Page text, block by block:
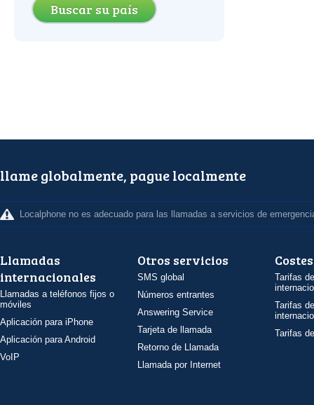
Buscar su país
llame globalmente, pague localmente
Localphone no es adecuado para las llamadas a servicios de
Llamadas
internacionales
Llamadas a teléfonos fijos o
móviles
Aplicación para iPhone
Aplicación para Android
VoIP
Otros servicios
SMS global
Números entrantes
Answering Service
Tarjeta de llamada
Retorno de Llamada
Llamada por Internet
Costes
Tarifas
Tarifas
Tarifas